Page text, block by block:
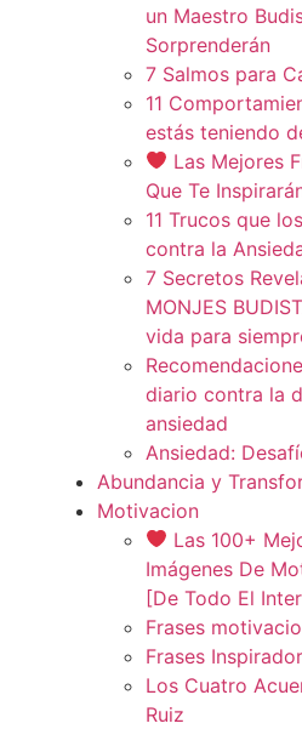
un Maestro
Sorprenderán
7 Salmos para
11
estás teniendo
Las Mejores
Que Te
11 Trucos que
contra la
7 Secretos
MONJES
vida para
diario contra la
ansiedad
Ansiedad:
Abundancia y
Motivacion
Las 100+
Imágenes De
[De Todo El
Frases
Frases
Los Cuatro
Ruiz